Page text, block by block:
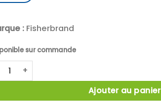
:Fisherbrand
sur commande
de Compatible avec Homogenizer
Ajouter au panier